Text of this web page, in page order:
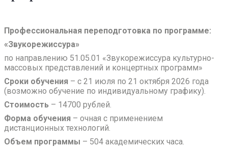
Профессиональная переподготовка по программе:
«Звукорежиссура»
по направлению 51.05.01 «Звукорежиссура культурно-
массовых представлений и концертных программ»
Сроки обучения – с 21 июля по 21 октября 2026 года
(возможно обучение по индивидуальному графику).
Стоимость – 14700 рублей.
Форма обучения – очная с применением
дистанционных технологий.
Объем программы – 504 академических часа.